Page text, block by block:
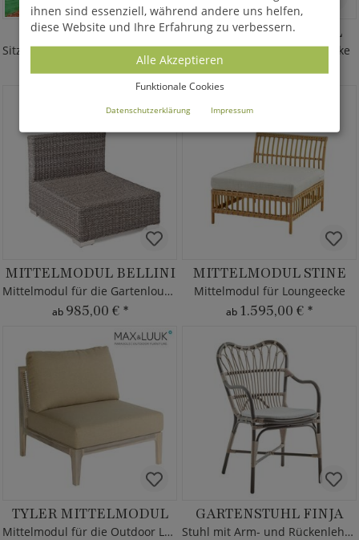
FILIPPA
Sitzbank aus Holz & Metall für Garten
709,00 €*
MIAMI BASISMODUL
Mittelelement für Loungeecke
ab2.795,00 €*
MITTELMODUL BELLINI
Mittelmodul für die Gartenlounge - MBM
ab 985,00 € *
MITTELMODUL STINE
Mittelmodul für Loungeecke
ab 1.595,00 € *
TYLER MITTELMODUL
Mittelmodul für die Outdoor Lounge
GARTENSTUHL FINJA
Stuhl mit Arm- und Rückenlehne
ihnen sind essenziell, während andere uns helfen,
diese Website und Ihre Erfahrung zu verbessern.
Alle Akzeptieren
Funktionale Cookies
Datenschutzerklärung Impressum